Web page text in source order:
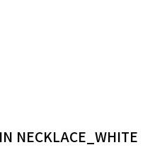
NECKLACE_WHITE